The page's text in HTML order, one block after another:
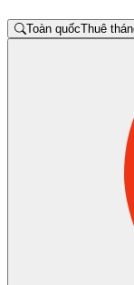
Toàn quốcThuê